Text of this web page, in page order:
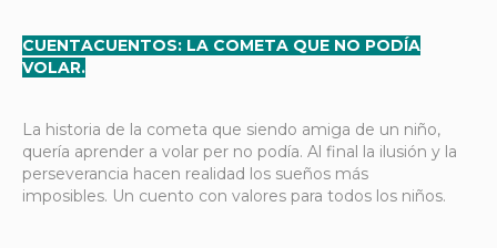
CUENTACUENTOS: LA COMETA QUE NO PODÍA
VOLAR.
La historia de la cometa que siendo amiga de un niño,
quería aprender a volar per no podía. Al final la ilusión y la
perseverancia hacen realidad los sueños más
imposibles. Un cuento con valores para todos los niños.